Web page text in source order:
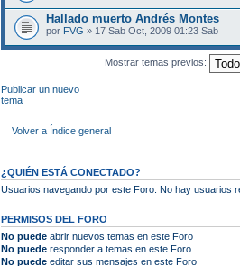
Hallado muerto Andrés Montes
por FVG » 17 Sab Oct, 2009 01:23 Sab
Mostrar temas previos:
Publicar un nuevo
tema
Volver a Índice general
¿QUIÉN ESTÁ CONECTADO?
Usuarios navegando por este Foro: No hay usuarios
PERMISOS DEL FORO
No puede abrir nuevos temas en este Foro
No puede responder a temas en este Foro
No puede editar sus mensajes en este Foro